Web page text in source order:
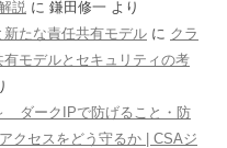
説 に 鎌田修一 より
たな責任共有モデル に クラ
モデルとセキュリティの考
ダークIPで防げること・防
クセスをどう守るか | CSAジ